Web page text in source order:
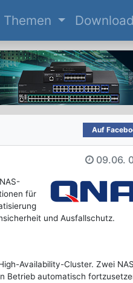
Themen
Auf
09.06.
für
und Ausfallschutz.
Availability-Cluster. Zwei
Betrieb automatisch